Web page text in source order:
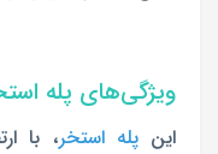
ویژگی‌های پله استخری 6 پله کف
اینپله استخر